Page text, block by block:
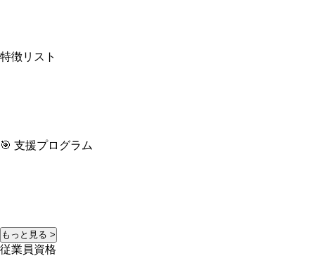
特徴リスト
🎯 支援プログラム
もっと見る >
従業員資格